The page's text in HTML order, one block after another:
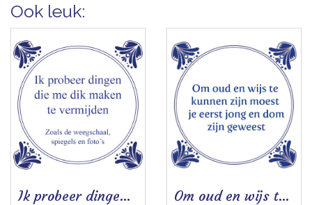
Ook leuk:
Ik probeer dingen die me dik maken te vermijden Om oud en wijs te kunnen zijn